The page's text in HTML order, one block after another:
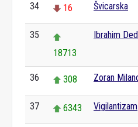
34 16 Švicarska
35
18713
Ibrahim
36 308 Zoran
37 6343 Vigilantizam